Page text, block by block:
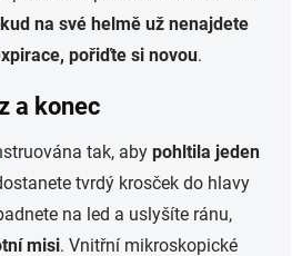
na své helmě už nenajdete
pořiďte si novou.
a konec
tak, aby pohltila jeden
tvrdý krosček do hlavy
na led a uslyšíte ránu,
misi. Vnitřní mikroskopické